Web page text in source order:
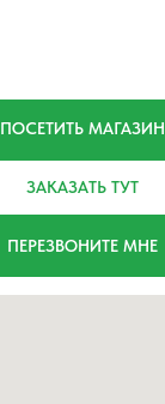
ПОСЕТИТЬ МАГАЗИН
ЗАКАЗАТЬ ТУТ
ПЕРЕЗВОНИТЕ МНЕ